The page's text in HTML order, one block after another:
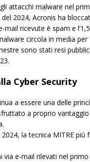
attacchi malware nel
2024, Acronis ha
mail ricevute è spam e
circola in media
sono stati resi
Cyber Security
a essere una delle
a proprio
la tecnica MITRE
via e-mail rilevati nel